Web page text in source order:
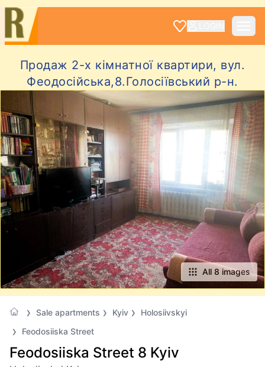
Продаж 2-х кімнатної квартири, вул.
Феодосійська,8.Голосіївський р-н.
All 8 images
Sale apartments Kyiv
Holosiivskyi
Feodosiiska Street
Feodosiiska Street 8 Kyiv